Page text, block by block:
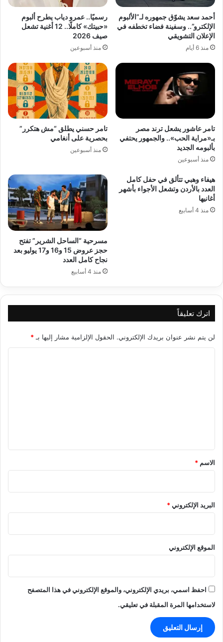
أحمد سعد يشوّق جمهوره لـ”الألبوم
الإلكترو”.. وسفينة فضاء تخطفه في
الإعلان التشويقي
منذ 6 أيام
رسميًا.. عمرو دياب يطرح ألبوم
«حبيتك» كاملًا.. 12 أغنية تشعل
صيف 2026
منذ أسبوعين
تامر عاشور يشعل ترند مصر
بـ«مراية الحب».. والجمهور يحتفي
بألبومه الجديد
منذ أسبوعين
تامر حسني يطلق “مش هتكرر”
بحصرية على أنغامي
منذ أسبوعين
هيفاء وهبي تتألق في حفل كامل
العدد بالأردن وتشعل الأجواء بأشهر
أغانيها
منذ 4 أسابيع
مسرحية “الساحل الشرير” تفتح
حجز عروض 15 و16 و17 يوليو بعد
نجاح كامل العدد
منذ 4 أسابيع
اترك تعليقاً
لن يتم نشر عنوان بريدك الإلكتروني. الحقول الإلزامية مشار إليها بـ*
*
الاسم *
البريد الإلكتروني*
الموقع الإلكتروني
احفظ اسمي، بريدي الإلكتروني، والموقع الإلكتروني في هذا المتصفح
لاستخدامها المرة المقبلة في تعليقي.